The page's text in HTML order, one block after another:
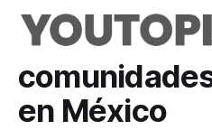
en México